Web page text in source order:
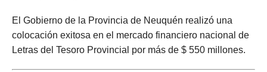
El Gobierno de la Provincia de Neuquén realizó una
colocación exitosa en el mercado financiero nacional de
Letras del Tesoro Provincial por más de $ 550 millones.